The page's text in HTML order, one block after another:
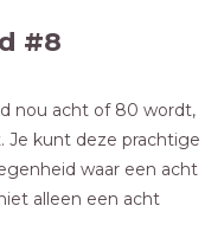
#8
nou acht of 80 wordt,
Je kunt deze prachtige
waar een acht
alleen een acht